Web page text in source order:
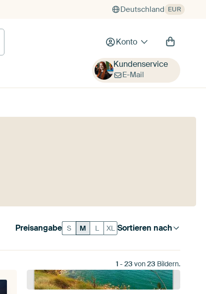
Deutschland EUR
Konto
Kundenservice
E-Mail
Sortieren nach
Preisangabe S M L XL
1 - 23 von23 Bildern.